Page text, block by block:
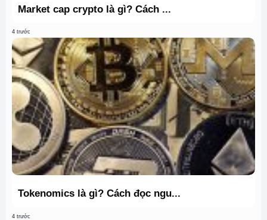
Market cap crypto là gì? Cách ...
4 trước
Tokenomics là gì? Cách đọc ngu...
4 trước